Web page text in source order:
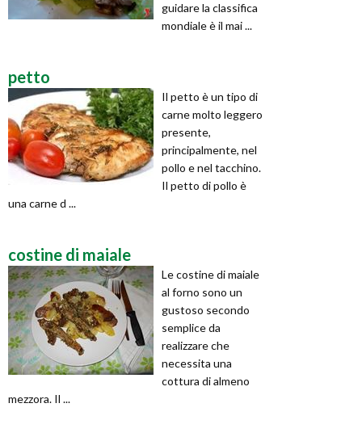
guidare la classifica
mondiale è il mai ...
petto
Il petto è un tipo di
carne molto leggero
presente,
principalmente, nel
pollo e nel tacchino.
Il petto di pollo è
una carne d ...
costine di maiale
Le costine di maiale
al forno sono un
gustoso secondo
semplice da
realizzare che
necessita una
cottura di almeno
mezzora. Il ...